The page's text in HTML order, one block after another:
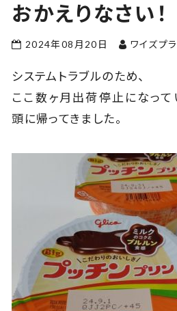
おかえりなさい！
2024年08月20日 ワイズプ
システムトラブルのため、
ここ数ヶ月出荷停止になって
頭に帰ってきました。